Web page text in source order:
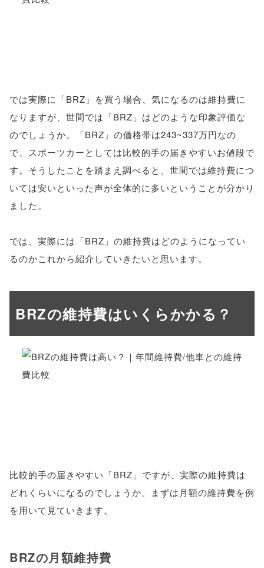
では実際に「BRZ」を買う場合、気になるのは維持費に
なりますが、世間では「BRZ」はどのような印象評価な
のでしょうか。「BRZ」の価格帯は243~337万円なの
で、スポーツカーとしては比較的手の届きやすいお値段で
す。そうしたことを踏まえ調べると、世間では維持費につ
いては安いといった声が全体的に多いということが分かり
ました。
では、実際には「BRZ」の維持費はどのようになってい
るのかこれから紹介していきたいと思います。
BRZの維持費はいくらかかる？
比較的手の届きやすい「BRZ」ですが、実際の維持費は
どれくらいになるのでしょうか。まずは月額の維持費を例
を用いて見ていきます。
BRZの月額維持費